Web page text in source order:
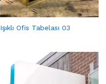
Işıklı Ofis Tabelası 03